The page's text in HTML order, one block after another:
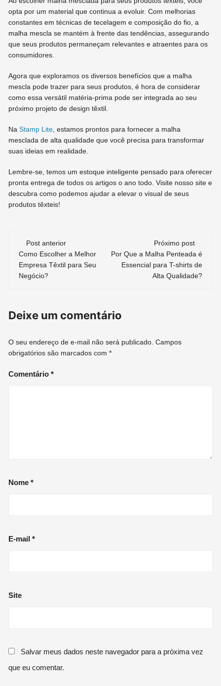
opta por um material que continua a evoluir. Com melhorias
constantes em técnicas de tecelagem e composição do fio, a
malha mescla se mantém à frente das tendências, assegurando
que seus produtos permaneçam relevantes e atraentes para os
consumidores.
Agora que exploramos os diversos benefícios que a malha
mescla pode trazer para seus produtos, é hora de considerar
como essa versátil matéria-prima pode ser integrada ao seu
próximo projeto de design têxtil.
NaStamp Lite , estamos prontos para fornecer a malha
mesclada de alta qualidade que você precisa para transformar
suas ideias em realidade.
Lembre-se, temos um estoque inteligente pensado para oferecer
pronta entrega de todos os artigos o ano todo. Visite nosso site e
descubra como podemos ajudar a elevar o visual de seus
produtos têxteis!
Navegação
de
post
Post anterior
Como Escolher a Melhor
Empresa Têxtil para Seu
Negócio?
Próximo post
Por Que a Malha Penteada é
Essencial para T-shirts de
Alta Qualidade?
Deixe um comentário
O seu endereço de e-mail não será publicado. Campos
obrigatórios são marcados com*
Comentário*
Nome*
E-mail*
Site
Salvar meus dados neste navegador para a próxima vez
que eu comentar.